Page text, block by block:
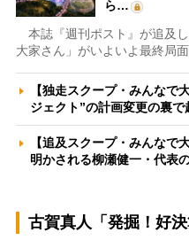
ら…
本誌『週刊ポスト』が追及
大家さん」がいよいよ最終局
【独走スクープ・みんなで
ジェクト”の計画変更の裏
【追及スクープ・みんなで
明かされる柳瀬健一・代表
古賀真人「発掘！好決